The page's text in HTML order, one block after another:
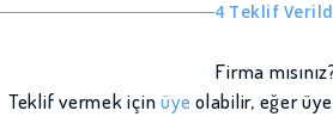
4 Teklif
Firma
Teklif vermek içinüye olabilir, eğer